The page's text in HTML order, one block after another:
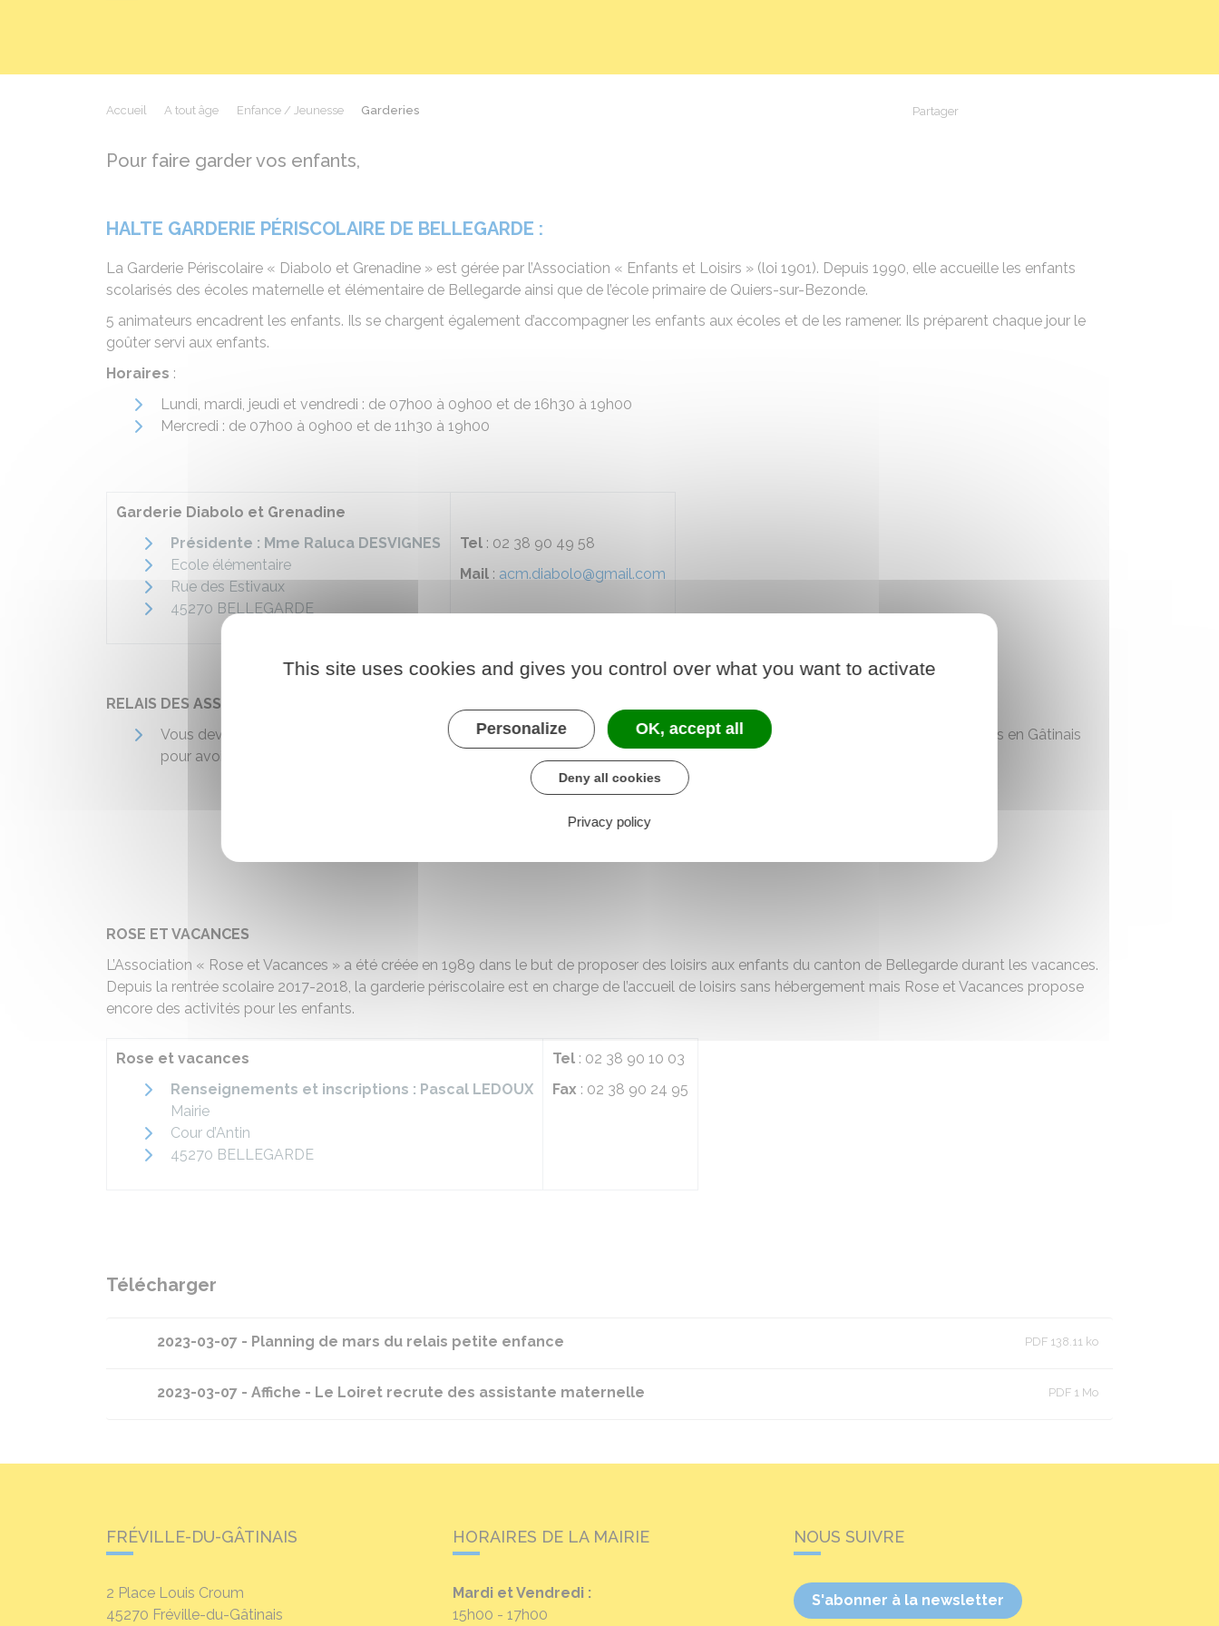
Accueil A tout âge Enfance / Jeunesse Garderies Partager
Pour faire garder vos enfants,
HALTE GARDERIE PÉRISCOLAIRE DE BELLEGARDE :
La Garderie Périscolaire « Diabolo et Grenadine » est gérée par l’Association « Enfants et Loisirs » (loi 1901). Depuis 1990, elle accueille les enfants
scolarisés des écoles maternelle et élémentaire de Bellegarde ainsi que de l’école primaire de Quiers-sur-Bezonde.
5 animateurs encadrent les enfants. Ils se chargent également d’accompagner les enfants aux écoles et de les ramener. Ils préparent chaque jour le
goûter servi aux enfants.
Horaires :
Lundi, mardi, jeudi et vendredi : de 07h00 à 09h00 et de 16h30 à 19h00
Mercredi : de 07h00 à 09h00 et de 11h30 à 19h00
Garderie Diabolo et Grenadine
Présidente : Mme Raluca DESVIGNES
Ecole élémentaire
Rue des Estivaux
45270 BELLEGARDE
Tel : 02 38 90 49 58
Mail : acm.diabolo@gmail.com
RELAIS DES ASSISTANTES MATERNELLES – RAM
Vous devez vous rapprocher du
Relais des assistantes maternelles (RAM) de la Communauté de Communes Canaux et Forêts en Gâtinais
pour avoir le nom des assistantes maternelles agréées en activité à Fréville-du-Gâtinais.
ROSE ET VACANCES
L’Association « Rose et Vacances » a été créée en 1989 dans le but de proposer des loisirs aux enfants du canton de Bellegarde durant les vacances.
Depuis la rentrée scolaire 2017-2018, la garderie périscolaire est en charge de l’accueil de loisirs sans hébergement mais Rose et Vacances propose
encore des activités pour les enfants.
Rose et vacances
Renseignements et inscriptions : Pascal LEDOUX
Mairie
Cour d’Antin
45270 BELLEGARDE
Tel : 02 38 90 10 03
Fax : 02 38 90 24 95
Télécharger
2023-03-07 - Planning de mars du relais petite enfance PDF 138.11 ko
2023-03-07 - Affiche - Le Loiret recrute des assistante maternelle PDF 1 Mo
FRÉVILLE-DU-GÂTINAIS
2 Place Louis Croum
45270 Fréville-du-Gâtinais
HORAIRES DE LA MAIRIE
Mardi et Vendredi :
15h00 - 17h00
NOUS SUIVRE
S'abonner à la newsletter
This site uses cookies and gives you control over what you want to activate
Personalize OK, accept all
Deny all cookies
Privacy policy